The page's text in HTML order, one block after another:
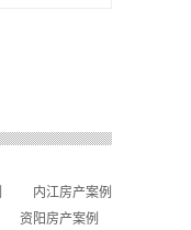
内江房产案例
资阳房产案例